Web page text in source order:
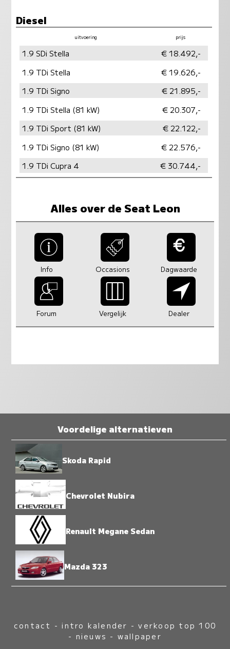
Diesel
uitvoering prijs
1.9 SDi Stella
€ 18.492,-
1.9 TDi Stella
€ 19.626,-
1.9 TDi Signo
€ 21.895,-
1.9 TDi Stella (81 kW)
€ 20.307,-
1.9 TDi Sport (81 kW)
€ 22.122,-
1.9 TDi Signo (81 kW)
€ 22.576,-
1.9 TDi Cupra 4
€ 30.744,-
Alles over de Seat Leon
Info Occasions Dagwaarde
Forum Vergelijk Dealer
Voordelige alternatieven
Skoda Rapid
Chevrolet Nubira
Renault Megane Sedan
Mazda 323
contact -intro kalender -verkoop top 100
- nieuws - wallpaper